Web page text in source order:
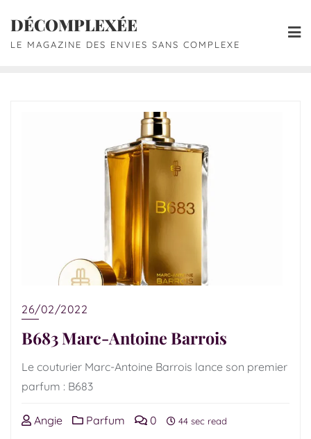
DÉCOMPLEXÉE
LE MAGAZINE DES ENVIES SANS COMPLEXE
26/02/2022
B683 Marc-Antoine Barrois
Le couturier Marc-Antoine Barrois lance son premier
parfum : B683
Angie Parfum 0 44 sec read